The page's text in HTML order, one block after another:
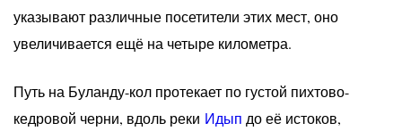
указывают различные посетители этих мест, оно
увеличивается ещё на четыре километра.
Путь на Буланду-кол протекает по густой пихтово-
кедровой черни, вдоль реки Идып до её истоков,